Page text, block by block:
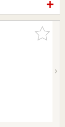
お気に入
りに追加